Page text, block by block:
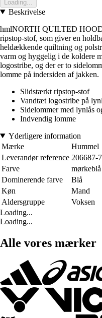
Loading...
Beskrivelse
hmlNORTH QUILTED
ripstop-stof, som giver en
heldækkende quiltning og
varm og hyggelig i de koldere
logostribe, og der er to
lomme på indersiden af jakken.
Slidstærkt ripstop-stof
Vandtæt logostribe på
Sidelommer med lynlås
Indvendig lomme
Yderligere information
Mærke
Hummel
Leverandør reference 206687-
Farve
mørkeblå
Dominerende farve
Blå
Køn
Mand
Aldersgruppe
Voksen
Loading...
Loading...
Alle vores mærker